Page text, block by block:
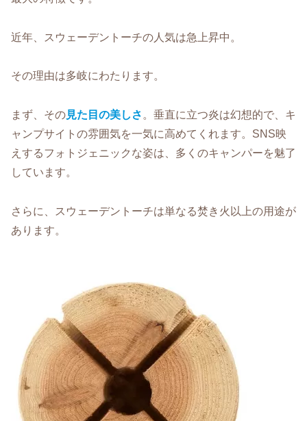
近年、スウェーデントーチの人気は急上昇中。
その理由は多岐にわたります。
まず、その見た目の美しさ 。垂直に立つ炎は幻想的で、キ
ャンプサイトの雰囲気を一気に高めてくれます。SNS映
えするフォトジェニックな姿は、多くのキャンパーを魅了
しています。
さらに、スウェーデントーチは単なる焚き火以上の用途が
あります。